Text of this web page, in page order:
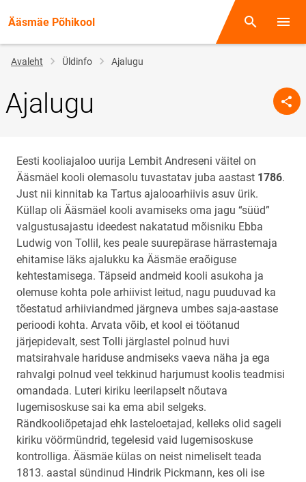
Ääsmäe Põhikool Otsing
Jälglink
Avaleht Üldinfo Ajalugu
Ajalugu
Eesti kooliajaloo uurija Lembit Andreseni väitel on
Ääsmäel kooli olemasolu tuvastatav juba aastast 1786.
Just nii kinnitab ka Tartus ajalooarhiivis asuv ürik.
Küllap oli Ääsmäel kooli avamiseks oma jagu “süüd”
valgustusajastu ideedest nakatatud mõisniku Ebba
Ludwig von Tollil, kes peale suurepärase härrastemaja
ehitamise läks ajalukku ka Ääsmäe eraõiguse
kehtestamisega. Täpseid andmeid kooli asukoha ja
olemuse kohta pole arhiivist leitud, nagu puuduvad ka
tõestatud arhiiviandmed järgneva umbes saja-aastase
perioodi kohta. Arvata võib, et kool ei töötanud
järjepidevalt, sest Tolli järglastel polnud huvi
matsirahvale hariduse andmiseks vaeva näha ja ega
rahvalgi polnud veel tekkinud harjumust koolis teadmisi
omandada. Luteri kiriku leerilapselt nõutava
lugemisoskuse sai ka ema abil selgeks.
Rändkooliõpetajad ehk lasteloetajad, kelleks olid sageli
kiriku vöörmündrid, tegelesid vaid lugemisoskuse
kontrolliga. Ääsmäe külas on neist nimeliselt teada
1813. aastal sündinud Hindrik Pickmann, kes oli ise